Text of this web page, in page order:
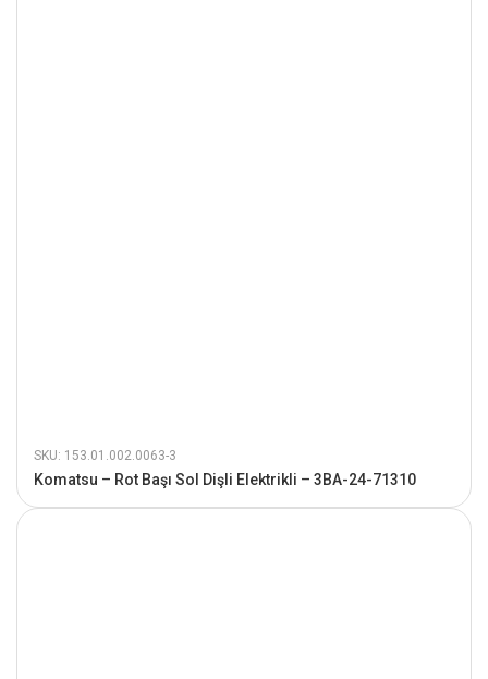
SKU: 153.01.002.0063-3
Komatsu – Rot Başı Sol Dişli Elektrikli – 3BA-24-71310